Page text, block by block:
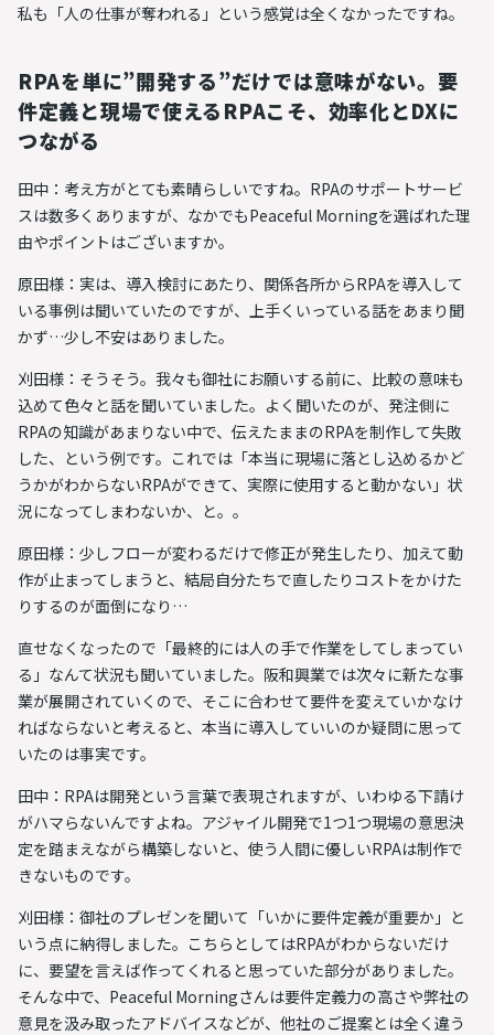
私も「人の仕事が奪われる」という感覚は全くなかったですね。
RPAを単に”開発する”だけでは意味がない。要
件定義と現場で使えるRPAこそ、効率化とDXに
つながる
田中：考え方がとても素晴らしいですね。RPAのサポートサービ
スは数多くありますが、なかでもPeaceful Morningを選ばれた理
由やポイントはございますか。
原田様：実は、導入検討にあたり、関係各所からRPAを導入して
いる事例は聞いていたのですが、上手くいっている話をあまり聞
かず…少し不安はありました。
刈田様：そうそう。我々も御社にお願いする前に、比較の意味も
込めて色々と話を聞いていました。よく聞いたのが、発注側に
RPAの知識があまりない中で、伝えたままのRPAを制作して失敗
した、という例です。これでは「本当に現場に落とし込めるかど
うかがわからないRPAができて、実際に使用すると動かない」状
況になってしまわないか、と。。
原田様：少しフローが変わるだけで修正が発生したり、加えて動
作が止まってしまうと、結局自分たちで直したりコストをかけた
りするのが面倒になり…
直せなくなったので「最終的には人の手で作業をしてしまってい
る」なんて状況も聞いていました。阪和興業では次々に新たな事
業が展開されていくので、そこに合わせて要件を変えていかなけ
ればならないと考えると、本当に導入していいのか疑問に思って
いたのは事実です。
田中： RPAは開発という言葉で表現されますが、いわゆる下請け
がハマらないんですよね。 アジャイル開発で1つ1つ現場の意思決
定を踏まえながら構築しないと、使う人間に優しいRPAは制作で
きないものです。
刈田様：御社のプレゼンを聞いて「いかに要件定義が重要か 」と
いう点に納得しました。こちらとしてはRPAがわからないだけ
に、要望を言えば作ってくれると思っていた部分がありました。
そんな中で、Peaceful Morningさんは要件定義力の高さや弊社の
意見を汲み取ったアドバイスなどが、他社のご提案とは全く違う